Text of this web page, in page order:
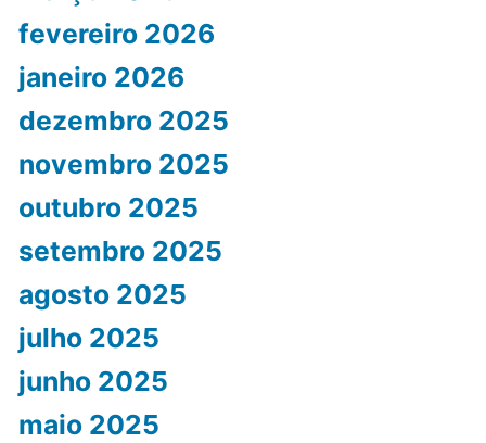
fevereiro 2026
janeiro 2026
dezembro 2025
novembro 2025
outubro 2025
setembro 2025
agosto 2025
julho 2025
junho 2025
maio 2025